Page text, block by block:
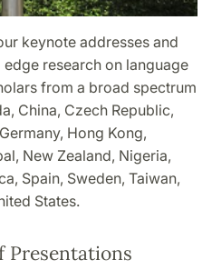
keynote addresses and
research on language
from a broad spectrum
China, Czech Republic,
Hong Kong,
New Zealand, Nigeria,
Spain, Sweden, Taiwan,
States.
Presentations